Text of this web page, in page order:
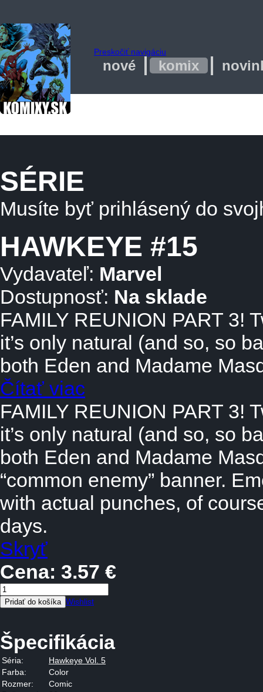
Preskočiť navigáciu
nové komix
SÉRIE
Musíte byť prihlásený do
HAWKEYE #15
Vydavateľ: Marvel
Dostupnosť: Na sklade
FAMILY REUNION PART 3!
it’s only natural (and so, so
both Eden and Madame
Čítať viac
FAMILY REUNION PART 3!
it’s only natural (and so, so
both Eden and Madame
“common enemy” banner.
with actual punches, of
days.
Skryť
Cena: 3.57 €
Wishlist
Špecifikácia
Séria:
Hawkeye Vol. 5
Farba:
Color
Rozmer:
Comic